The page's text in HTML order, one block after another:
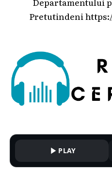
Pretutindeni
PLAY